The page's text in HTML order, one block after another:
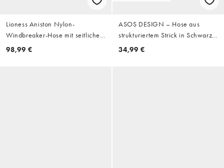
Lioness Aniston Nylon-
Windbreaker-Hose mit seitlichem
Streifendetail in Khaki
98,99 €
ASOS DESIGN – Hose aus
strukturiertem Strick in Schwarz-
Weiß gestreift mit weitem Bein,
34,99 €